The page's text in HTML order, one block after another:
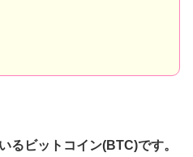
るビットコイン(BTC)です。